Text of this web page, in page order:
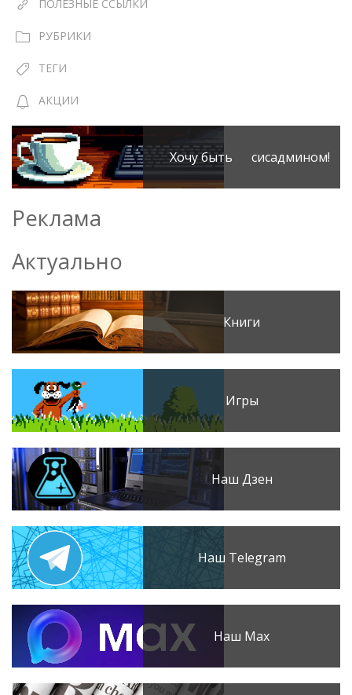
ПОЛЕЗНЫЕ ССЫЛКИ
РУБРИКИ
ТЕГИ
АКЦИИ
Хочу быть сисадмином!
Реклама
Актуально
Книги
Игры
Наш Дзен
Наш Telegram
Наш Max